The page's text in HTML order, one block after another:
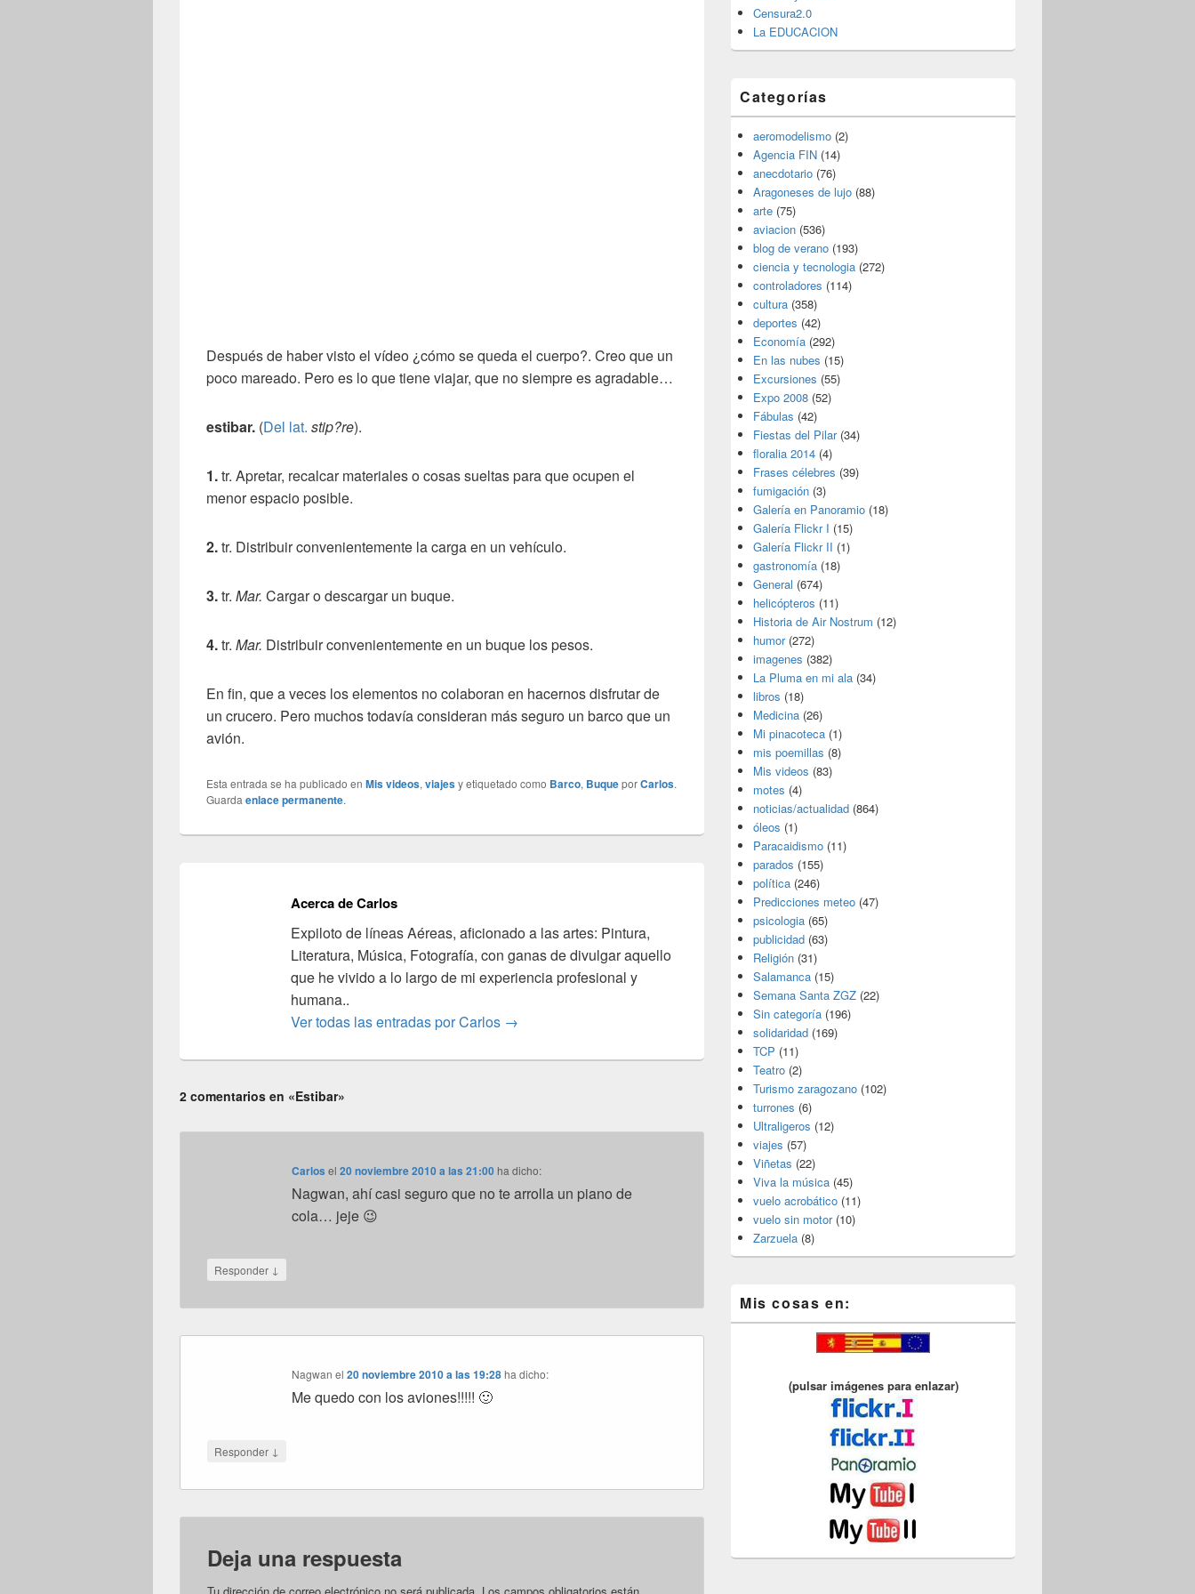
Después de haber visto el vídeo ¿cómo se queda el cuerpo?. Creo que un
poco mareado. Pero es lo que tiene viajar, que no siempre es agradable…
estibar. (Del lat. stip?re).
1.tr. Apretar, recalcar materiales o cosas sueltas para que ocupen el
menor espacio posible.
2.tr. Distribuir convenientemente la carga en un vehículo.
3.tr. Mar. Cargar o descargar un buque.
4.tr. Mar. Distribuir convenientemente en un buque los pesos.
En fin, que a veces los elementos no colaboran en hacernos disfrutar de
un crucero. Pero muchos todavía consideran más seguro un barco que un
avión.
Esta entrada se ha publicado en Mis videos, viajesy etiquetado como Barco, BuqueporCarlos.
Guarda enlace permanente.
Acerca de Carlos
Expiloto de líneas Aéreas, aficionado a las artes: Pintura,
Literatura, Música, Fotografía, con ganas de divulgar aquello
que he vivido a lo largo de mi experiencia profesional y
humana..
Ver todas las entradas por Carlos →
2 comentarios en «Estibar»
Carlos el20 noviembre 2010 a las 21:00 ha dicho:
Nagwan, ahí casi seguro que no te arrolla un piano de
cola… jeje 😉
Responder ↓
Nagwan el20 noviembre 2010 a las 19:28ha dicho:
Me quedo con los aviones!!!!! 🙂
Responder ↓
Deja una respuesta
Censura2.0
La EDUCACION
Categorías
aeromodelismo (2)
Agencia FIN (14)
anecdotario (76)
Aragoneses de lujo (88)
arte (75)
aviacion (536)
blog de verano (193)
ciencia y tecnologia (272)
controladores (114)
cultura (358)
deportes (42)
Economía (292)
En las nubes (15)
Excursiones (55)
Expo 2008 (52)
Fábulas (42)
Fiestas del Pilar(34)
floralia 2014 (4)
Frases célebres (39)
fumigación (3)
Galería en Panoramio (18)
Galería Flickr I (15)
Galería Flickr II (1)
gastronomía (18)
General (674)
helicópteros (11)
Historia de Air Nostrum (12)
humor(272)
imagenes (382)
La Pluma en mi ala (34)
libros (18)
Medicina (26)
Mi pinacoteca (1)
mis poemillas (8)
Mis videos (83)
motes (4)
noticias/actualidad (864)
óleos (1)
Paracaidismo (11)
parados (155)
política (246)
Predicciones meteo (47)
psicologia (65)
publicidad (63)
Religión (31)
Salamanca (15)
Semana Santa ZGZ (22)
Sin categoría (196)
solidaridad (169)
TCP (11)
Teatro (2)
Turismo zaragozano (102)
turrones (6)
Ultraligeros (12)
viajes (57)
Viñetas (22)
Viva la música (45)
vuelo acrobático (11)
vuelo sin motor(10)
Zarzuela (8)
Mis cosas en:
(pulsar imágenes para enlazar)